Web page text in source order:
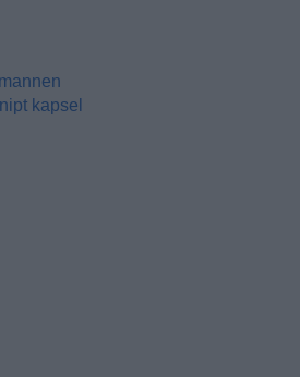
kapsel